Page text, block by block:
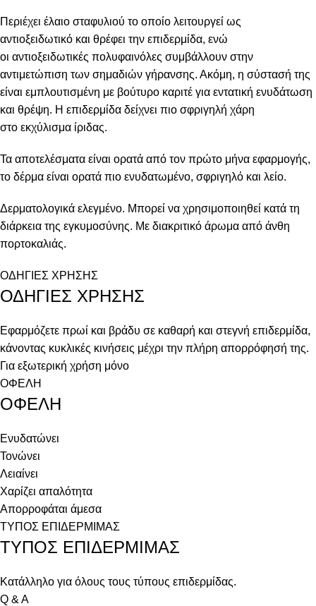
Περιέχει έλαιο σταφυλιού το οποίο λειτουργεί ως
αντιοξειδωτικό και θρέφει την επιδερμίδα, ενώ
οι αντιοξειδωτικές πολυφαινόλες συμβάλλουν στην
αντιμετώπιση των σημαδιών γήρανσης. Ακόμη, η σύστασή της
είναι εμπλουτισμένη με βούτυρο καριτέ για εντατική ενυδάτωση
και θρέψη. Η επιδερμίδα δείχνει πιο σφριγηλή χάρη
στο εκχύλισμα ίριδας.
Τα αποτελέσματα είναι ορατά από τον πρώτο μήνα εφαρμογής,
το δέρμα είναι ορατά πιο ενυδατωμένο, σφριγηλό και λείο.
Δερματολογικά ελεγμένο. Μπορεί να χρησιμοποιηθεί κατά τη
διάρκεια της εγκυμοσύνης. Με διακριτικό άρωμα από άνθη
πορτοκαλιάς.
ΟΔΗΓΙΕΣ ΧΡΗΣΗΣ
ΟΔΗΓΙΕΣ ΧΡΗΣΗΣ
Εφαρμόζετε πρωί και βράδυ σε καθαρή και στεγνή επιδερμίδα,
κάνοντας κυκλικές κινήσεις μέχρι την πλήρη απορρόφησή της.
Για εξωτερική χρήση μόνο
ΟΦΕΛΗ
ΟΦΕΛΗ
Ενυδατώνει
Τονώνει
Λειαίνει
Χαρίζει απαλότητα
Απορροφάται άμεσα
ΤΥΠΟΣ ΕΠΙΔΕΡΜΙΜΑΣ
ΤΥΠΟΣ ΕΠΙΔΕΡΜΙΜΑΣ
Κατάλληλο για όλους τους τύπους επιδερμίδας.
Q & A